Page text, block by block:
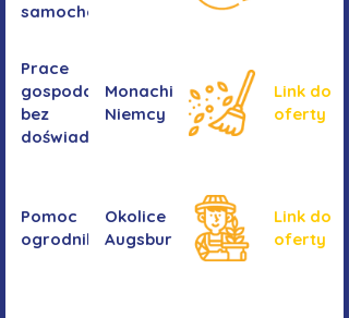
samochodów
Prace
gospodarcze -
bez
doświadczenia
Monachium,
Niemcy
Link do
oferty
Pomoc
ogrodnika
Okolice
Augsburga
Link do
oferty